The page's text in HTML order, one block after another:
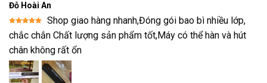
Đỗ Hoài An
Được xếp
hạng5 5
Shop giao hàng nhanh,Đóng gói bao bì nhiều lớp,
chắc chắn Chất lượng sản phẩm tốt,Máy có thể hàn và hút
chân không rất ổn